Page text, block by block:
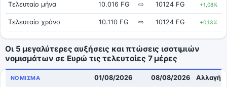
Τελευταίο μήνα 10.016 FG ⇨ 10124 FG +1,08%
Τελευταίο χρόνο 10.110 FG ⇨ 10124 FG +0,13%
Οι 5 μεγαλύτερες αυξήσεις και πτώσεις ισοτιμιών
νομισμάτων σε Ευρώ τις τελευταίες 7 μέρες
ΝΌΜΙΣΜΑ 01/08/2026 08/08/2026 Αλλαγή